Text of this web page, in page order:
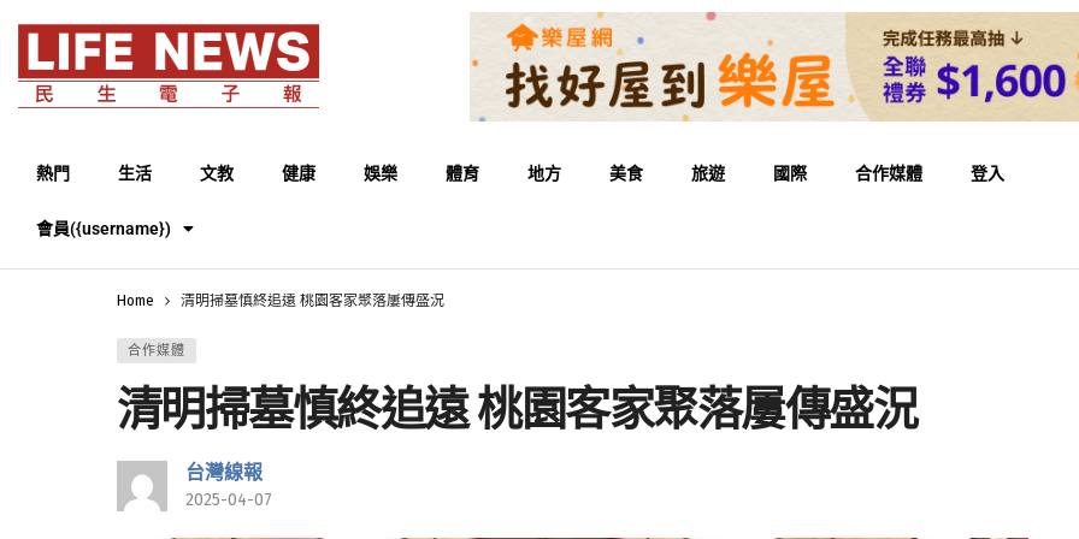
熱門 生活 文教 健康 娛樂 體育 地方 美食 旅遊 國際 合作媒體 登入
會員({username})
Home 清明掃墓慎終追遠 桃園客家聚落屢傳盛況
合作媒體
清明掃墓慎終追遠 桃園客家聚落屢傳盛況
台灣線報
2025-04-07